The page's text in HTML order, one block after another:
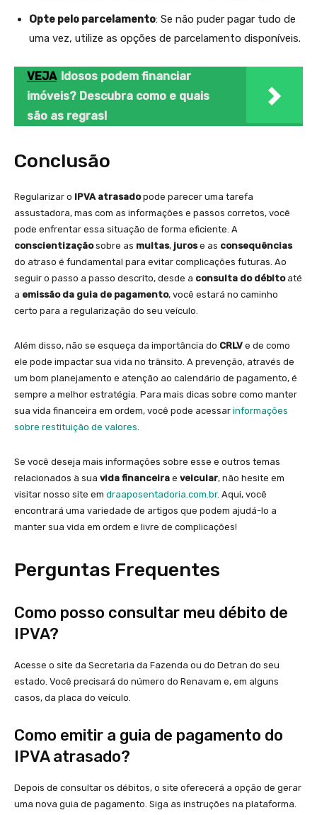
Opte pelo parcelamento: Se não puder pagar tudo de
uma vez, utilize as opções de parcelamento disponíveis.
VEJA Idosos podem financiar
imóveis? Descubra como e quais
são as regras!
Conclusão
Regularizar o IPVA atrasadopode parecer uma tarefa
assustadora, mas com as informações e passos corretos, você
pode enfrentar essa situação de forma eficiente. A
conscientizaçãosobre as multas, jurose as consequências
do atraso é fundamental para evitar complicações futuras. Ao
seguir o passo a passo descrito, desde a consulta do débitoaté
a emissão da guia de pagamento, você estará no caminho
certo para a regularização do seu veículo.
Além disso, não se esqueça da importância do CRLV e de como
ele pode impactar sua vida no trânsito. A prevenção, através de
um bom planejamento e atenção ao calendário de pagamento, é
sempre a melhor estratégia. Para mais dicas sobre como manter
sua vida financeira em ordem, você pode acessar informações
sobre restituição de valores.
Se você deseja mais informações sobre esse e outros temas
relacionados à sua vida financeira e veicular, não hesite em
visitar nosso site em draaposentadoria.com.br. Aqui, você
encontrará uma variedade de artigos que podem ajudá-lo a
manter sua vida em ordem e livre de complicações!
Perguntas Frequentes
Como posso consultar meu débito de
IPVA?
Acesse o site da Secretaria da Fazenda ou do Detran do seu
estado. Você precisará do número do Renavam e, em alguns
casos, da placa do veículo.
Como emitir a guia de pagamento do
IPVA atrasado?
Depois de consultar os débitos, o site oferecerá a opção de gerar
uma nova guia de pagamento. Siga as instruções na plataforma.